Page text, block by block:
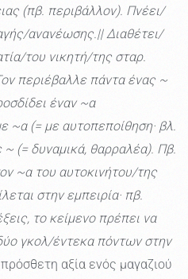
(πβ. περιβάλλον). Πνέει/
ανανέωσης.|| Διαθέτει/
του νικητή/της σταρ.
περιέβαλλε πάντα ένας ~
έναν ~α
~α (= με αυτοπεποίθηση· βλ.
~ (= δυναμικά, θαρραλέα). Πβ.
~α του αυτοκινήτου/της
στην εμπειρία· πβ.
το κείμενο πρέπει να
γκολ/έντεκα πόντων στην
πρόσθετη αξία ενός μαγαζιού